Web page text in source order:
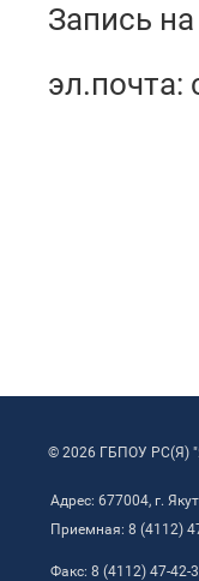
Запись
эл.почта:
© 2026 ГБПОУ РС(Я)
Адрес: 677004, г.
Приемная: 8 (4112)
Факс: 8 (4112) 47-42-